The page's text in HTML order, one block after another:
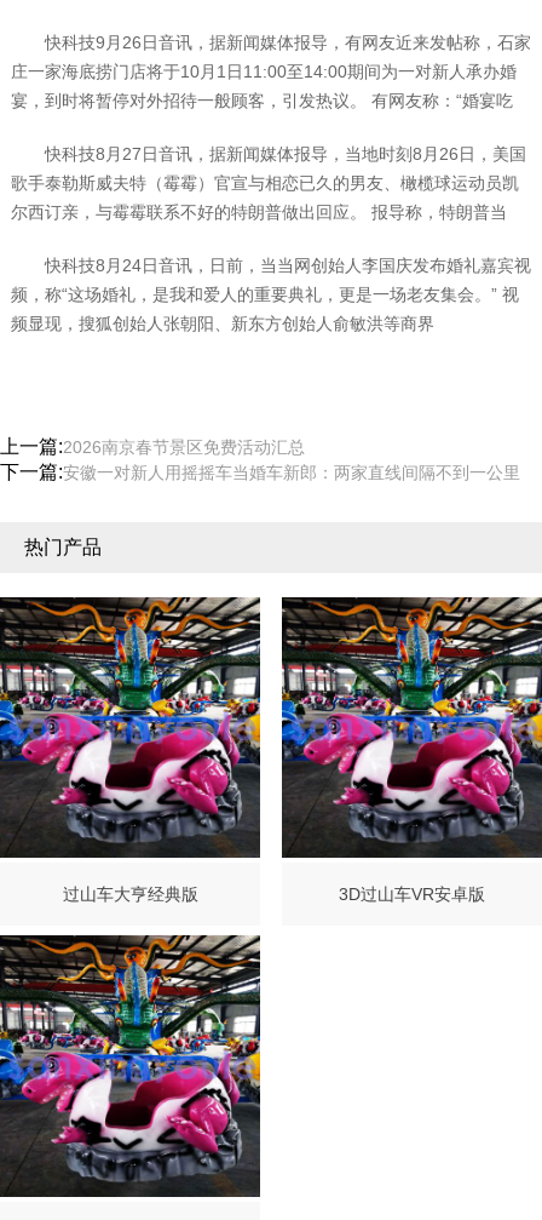
快科技9月26日音讯，据新闻媒体报导，有网友近来发帖称，石家
庄一家海底捞门店将于10月1日11:00至14:00期间为一对新人承办婚
宴，到时将暂停对外招待一般顾客，引发热议。 有网友称：“婚宴吃
快科技8月27日音讯，据新闻媒体报导，当地时刻8月26日，美国
歌手泰勒斯威夫特（霉霉）官宣与相恋已久的男友、橄榄球运动员凯
尔西订亲，与霉霉联系不好的特朗普做出回应。 报导称，特朗普当
快科技8月24日音讯，日前，当当网创始人李国庆发布婚礼嘉宾视
频，称“这场婚礼，是我和爱人的重要典礼，更是一场老友集会。” 视
频显现，搜狐创始人张朝阳、新东方创始人俞敏洪等商界
上一篇:2026南京春节景区免费活动汇总
下一篇:安徽一对新人用摇摇车当婚车新郎：两家直线间隔不到一公里
热门产品
过山车大亨经典版 3D过山车VR安卓版